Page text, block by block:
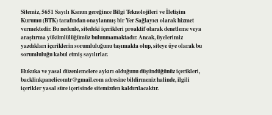
Sitemiz, 5651 Sayılı Kanun gereğince Bilgi Teknolojileri ve İletişim
Kurumu (BTK) tarafından onaylanmış bir Yer Sağlayıcı olarak hizmet
vermektedir. Bu nedenle, sitedeki içerikleri proaktif olarak denetleme veya
araştırma yükümlülüğümüz bulunmamaktadır. Ancak, üyelerimiz
yazdıkları içeriklerin sorumluluğunu taşımakta olup, siteye üye olarak bu
sorumluluğu kabul etmiş sayılırlar.
Hukuka ve yasal düzenlemelere aykırı olduğunu düşündüğünüz içerikleri,
backlinkpanelicomtr@gmail.comadresine bildirmeniz halinde, ilgili
içerikler yasal süre içerisinde sitemizden kaldırılacaktır.